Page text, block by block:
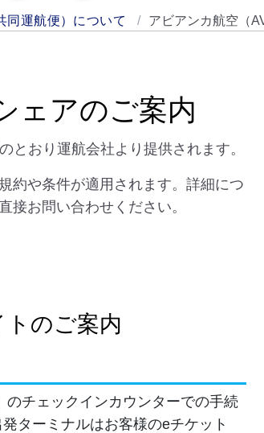
同運航便）について アビアンカ航空（
ェアのご案内
とおり運航会社より提供されます。
約や条件が適用されます。詳細につ
接お問い合わせください。
のご案内
のチェックインカウンターでの手続
ターミナルはお客様のeチケット